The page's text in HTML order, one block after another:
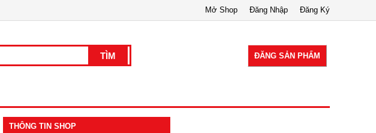
Đăng Ký
Đăng Nhập
Mở Shop
ĐĂNG SẢN PHẨM
THÔNG TIN SHOP